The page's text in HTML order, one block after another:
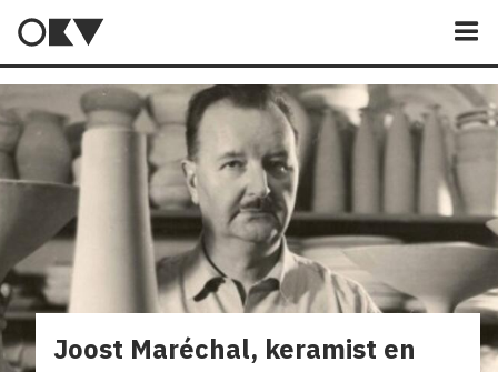
Joost Maréchal, keramist en